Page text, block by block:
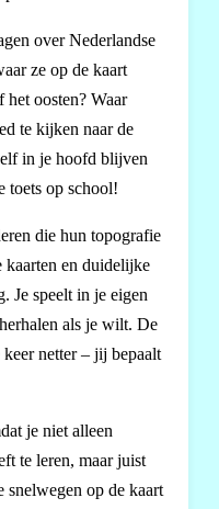
over Nederlandse
ze op de kaart
oosten? Waar
te kijken naar de
in je hoofd blijven
toets op school!
die hun topografie
en duidelijke
Je speelt in je eigen
als je wilt. De
keer netter – jij bepaalt
je niet alleen
te leren, maar juist
snelwegen op de kaart